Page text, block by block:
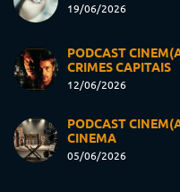
19/06/2026
PODCAST
CRIMES CAPITAIS
12/06/2026
PODCAST
CINEMA
05/06/2026